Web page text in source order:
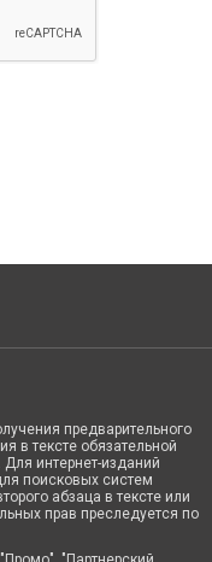
предварительного
в тексте обязательной
интернет-изданий
поисковых систем
абзаца в тексте или
прав преследуется по